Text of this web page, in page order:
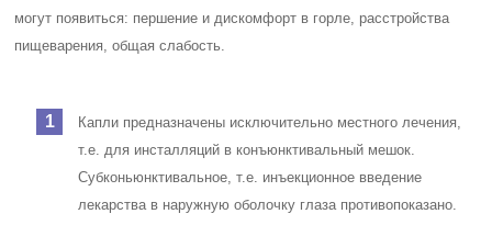
могут появиться: першение и дискомфорт в горле, расстройства
пищеварения, общая слабость.
Капли предназначены исключительно местного лечения,
т.е. для инсталляций в конъюнктивальный мешок.
Субконьюнктивальное, т.е. инъекционное введение
лекарства в наружную оболочку глаза противопоказано.